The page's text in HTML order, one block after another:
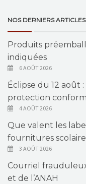
NOS DERNIERS ARTICLES
Produits
indiquées
6 AOÛT 2026
Éclipse du 12 août
protection
4 AOÛT 2026
Que valent les
fournitures
3 AOÛT 2026
Courriel
et de l’ANAH